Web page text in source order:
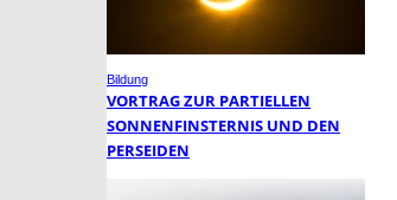
Bildung
VORTRAG ZUR PARTIELLEN
SONNENFINSTERNIS UND DEN
PERSEIDEN